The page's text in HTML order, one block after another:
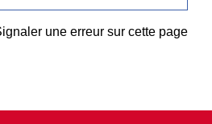
une erreur sur cette page